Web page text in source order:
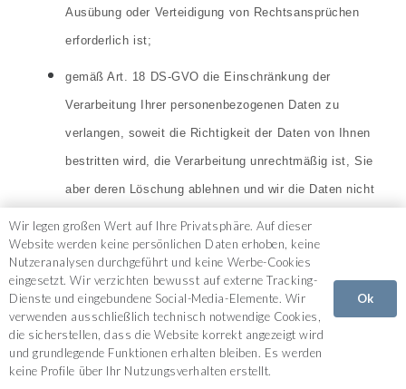
Ausübung oder Verteidigung von Rechtsansprüchen
erforderlich ist;
gemäß Art. 18 DS-GVO die Einschränkung der
Verarbeitung Ihrer personenbezogenen Daten zu
verlangen, soweit die Richtigkeit der Daten von Ihnen
bestritten wird, die Verarbeitung unrechtmäßig ist, Sie
aber deren Löschung ablehnen und wir die Daten nicht
Geltendmachung, Ausübung oder Verteidigung von
Rechtsansprüchen benötigen oder Sie gemäß Art. 21
DS-GVO Widerspruch gegen die Verarbeitung eingelegt
haben;
gemäß Art. 20 DS-GVO Ihre personenbezogenen
Wir legen großen Wert auf Ihre Privatsphäre. Auf dieser
Website werden keine persönlichen Daten erhoben, keine
Nutzeranalysen durchgeführt und keine Werbe-Cookies
eingesetzt. Wir verzichten bewusst auf externe Tracking-
Dienste und eingebundene Social-Media-Elemente. Wir
verwenden ausschließlich technisch notwendige Cookies,
die sicherstellen, dass die Website korrekt angezeigt wird
und grundlegende Funktionen erhalten bleiben. Es werden
keine Profile über Ihr Nutzungsverhalten erstellt.
Ok